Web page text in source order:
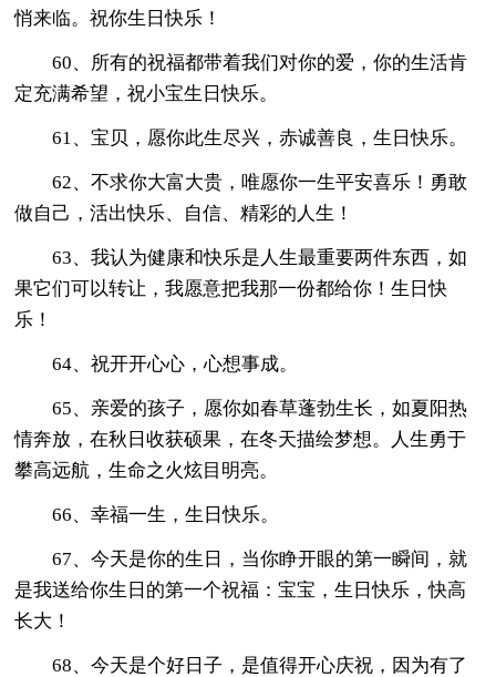
悄来临。祝你生日快乐！
60、所有的祝福都带着我们对你的爱，你的生活肯
定充满希望，祝小宝生日快乐。
61、宝贝，愿你此生尽兴，赤诚善良，生日快乐。
62、不求你大富大贵，唯愿你一生平安喜乐！勇敢
做自己，活出快乐、自信、精彩的人生！
63、我认为健康和快乐是人生最重要两件东西，如
果它们可以转让，我愿意把我那一份都给你！生日快
乐！
64、祝开开心心，心想事成。
65、亲爱的孩子，愿你如春草蓬勃生长，如夏阳热
情奔放，在秋日收获硕果，在冬天描绘梦想。人生勇于
攀高远航，生命之火炫目明亮。
66、幸福一生，生日快乐。
67、今天是你的生日，当你睁开眼的第一瞬间，就
是我送给你生日的第一个祝福：宝宝，生日快乐，快高
长大！
68、今天是个好日子，是值得开心庆祝，因为有了